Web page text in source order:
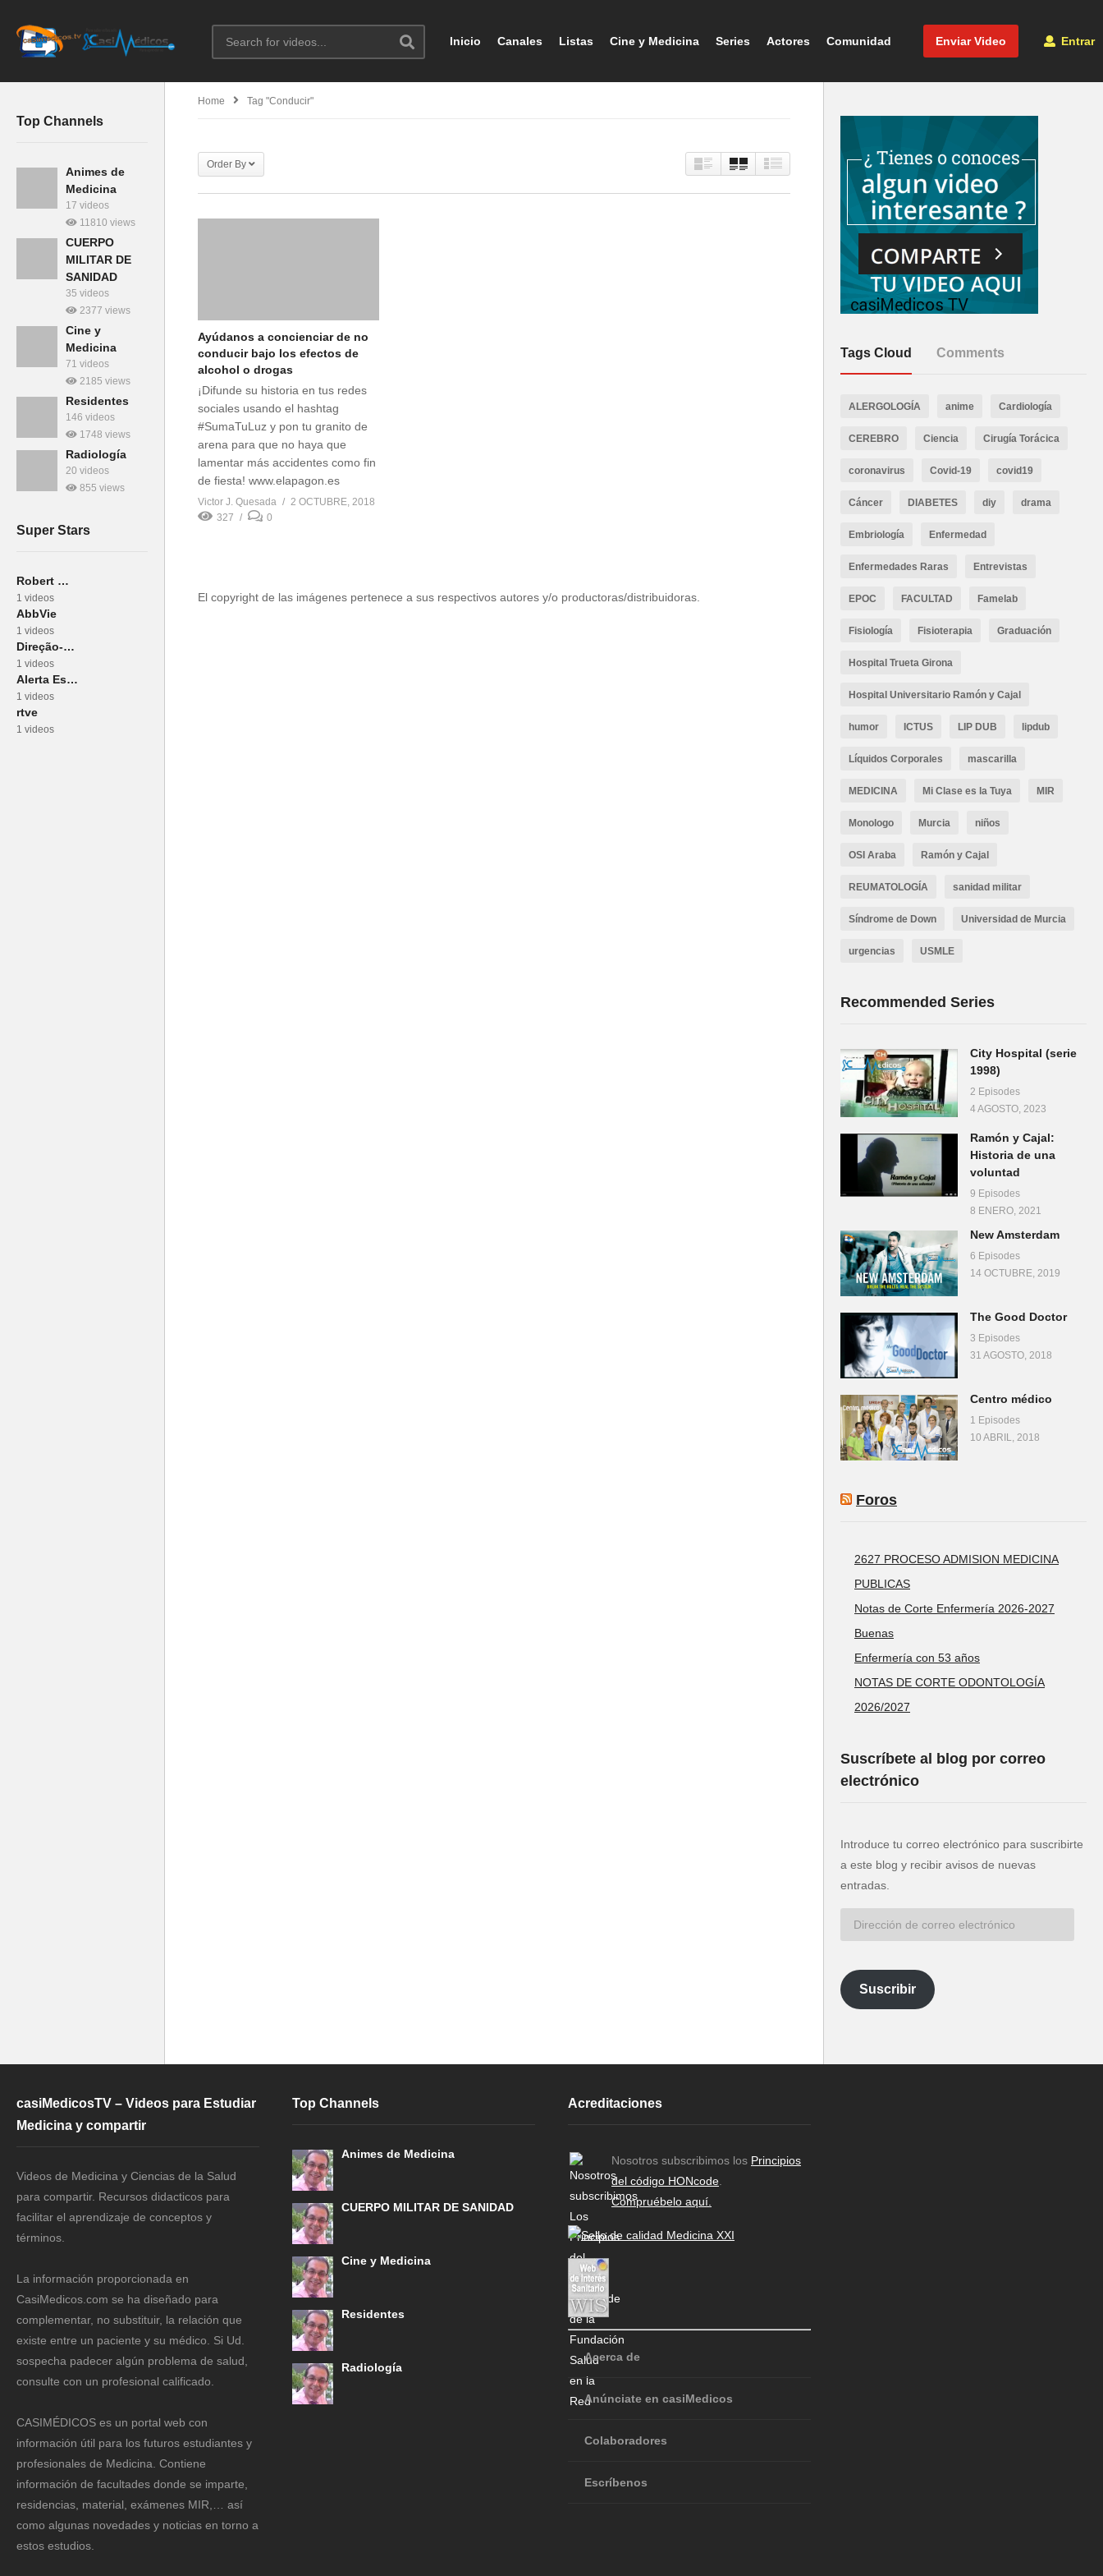
Enviar Video Entrar
Inicio Canales Listas Cine y Medicina Series Actores Comunidad
Top Channels
Animes de
Medicina
17 videos
11810 views
CUERPO
MILITAR DE
SANIDAD
35 videos
2377 views
Cine y
Medicina
71 videos
2185 views
Residentes
146 videos
1748 views
Radiología
20 videos
855 views
Super Stars
Robert Mitchum
1 videos
AbbVie
1 videos
Direção-Geral da Saúde
1 videos
Alerta Escolar!
1 videos
rtve
1 videos
Home Tag "conducir"
Order By
Ayúdanos a concienciar de no
conducir bajo los efectos de
alcohol o drogas
¡Difunde su historia en tus redes
sociales usando el hashtag
#SumaTuLuz y pon tu granito de
arena para que no haya que
lamentar más accidentes como fin
de fiesta! www.elapagon.es
Victor J. Quesada
2 OCTUBRE, 2018
327
0
El copyright de las imágenes pertenece a sus respectivos autores y/o productoras/distribuidoras.
Tags Cloud Comments
ALERGOLOGÍA anime Cardiología
CEREBRO Ciencia Cirugía Torácica
coronavirus Covid-19 covid19
Cáncer DIABETES diy drama
Embriología Enfermedad
Enfermedades Raras Entrevistas
EPOC FACULTAD Famelab
Fisiología Fisioterapia Graduación
Hospital Trueta Girona
Hospital Universitario Ramón y Cajal
humor ICTUS LIP DUB lipdub
Líquidos Corporales mascarilla
MEDICINA Mi Clase es la Tuya MIR
Monologo Murcia niños
OSI Araba Ramón y Cajal
REUMATOLOGÍA sanidad militar
Síndrome de Down Universidad de Murcia
urgencias USMLE
Recommended Series
City Hospital (serie
1998)
2 Episodes
4 AGOSTO, 2023
Ramón y Cajal:
Historia de una
voluntad
9 Episodes
8 ENERO, 2021
New Amsterdam
6 Episodes
14 OCTUBRE, 2019
The Good Doctor
3 Episodes
31 AGOSTO, 2018
Centro médico
1 Episodes
10 ABRIL, 2018
Foros
2627 PROCESO ADMISION MEDICINA
PUBLICAS
Notas de Corte Enfermería 2026-2027
Buenas
Enfermería con 53 años
NOTAS DE CORTE ODONTOLOGÍA
2026/2027
Suscríbete al blog por correo
electrónico
Introduce tu correo electrónico para suscribirte
a este blog y recibir avisos de nuevas
entradas.
electrónico
Suscribir
casiMedicosTV – Videos para Estudiar
Medicina y compartir
Videos de Medicina y Ciencias de la Salud
para compartir. Recursos didacticos para
facilitar el aprendizaje de conceptos y
términos.
La información proporcionada en
CasiMedicos.com se ha diseñado para
complementar, no substituir, la relación que
existe entre un paciente y su médico. Si Ud.
sospecha padecer algún problema de salud,
consulte con un profesional calificado.
CASIMÉDICOS es un portal web con
información útil para los futuros estudiantes y
profesionales de Medicina. Contiene
información de facultades donde se imparte,
residencias, material, exámenes MIR,… así
como algunas novedades y noticias en torno a
estos estudios.
Top Channels
Animes de Medicina
CUERPO MILITAR DE SANIDAD
Cine y Medicina
Residentes
Radiología
Acreditaciones
Nosotros subscribimos los Principios
del código HONcode
Compruébelo aquí.
Acerca de
Anúnciate en casiMedicos
Colaboradores
Escríbenos